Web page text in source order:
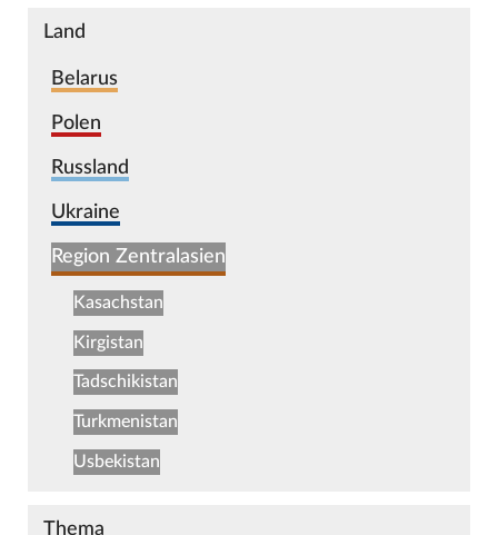
Land
Belarus
Polen
Russland
Ukraine
Region Zentralasien
Kasachstan
Kirgistan
Tadschikistan
Turkmenistan
Usbekistan
Thema